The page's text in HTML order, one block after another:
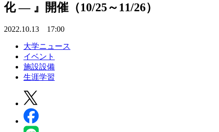
化 — 』開催（10/25～11/26）
2022.10.13 17:00
大学ニュース
イベント
施設設備
生涯学習